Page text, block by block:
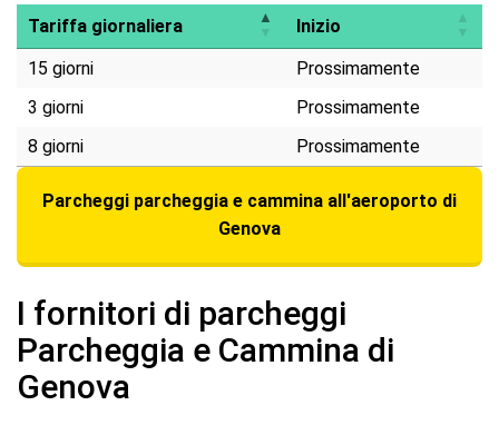
Tariffa giornaliera
Inizio
15 giorni
Prossimamente
3 giorni
Prossimamente
8 giorni
Prossimamente
Parcheggi parcheggia e cammina all'aeroporto di
Genova
I fornitori di parcheggi
Parcheggia e Cammina di
Genova